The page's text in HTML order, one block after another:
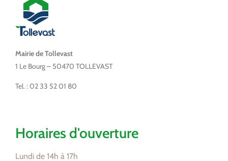
Mairie de Tollevast
1 Le Bourg – 50470 TOLLEVAST
Tel. : 02 33 52 01 80
Horaires d'ouverture
Lundi de 14h à 17h